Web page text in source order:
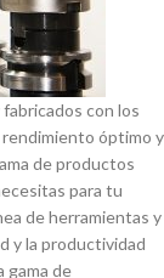
con los
rendimiento óptimo y
de productos
para tu
de herramientas y
y la productividad
gama de